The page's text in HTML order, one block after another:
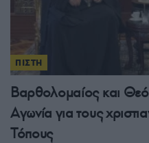
ΠΙΣΤΗ
Βαρθολομαίος και
Αγωνία για τους
Τόπους